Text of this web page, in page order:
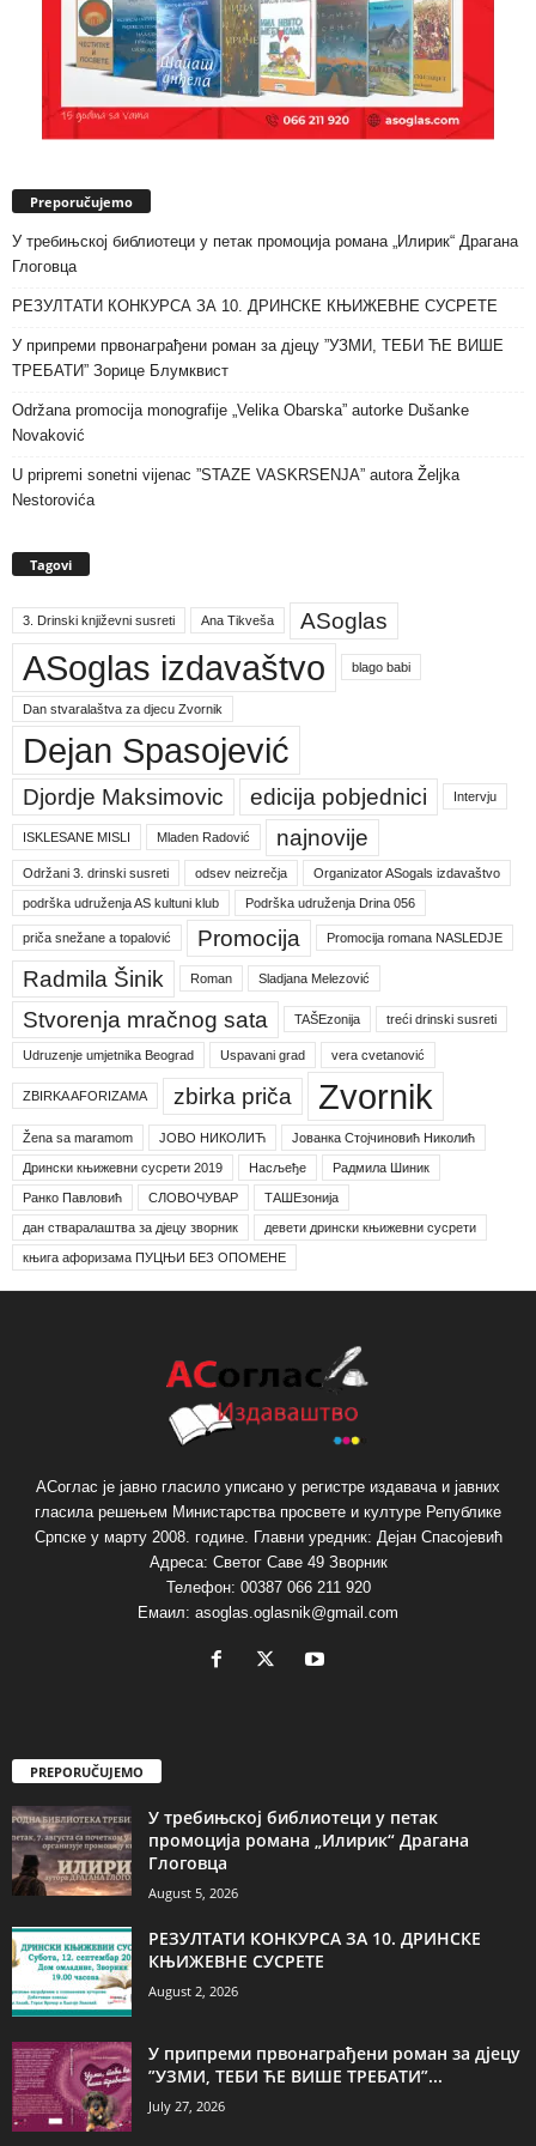
Preporučujemo
У требињској библиотеци у петак промоција романа „Илирик“ Драгана
Глоговца
РЕЗУЛТАТИ КОНКУРСА ЗА 10. ДРИНСКЕ КЊИЖЕВНЕ СУСРЕТЕ
У припреми првонаграђени роман за дјецу ”УЗМИ, ТЕБИ ЋЕ ВИШЕ
ТРЕБАТИ” Зорице Блумквист
Održana promocija monografije „Velika Obarska” autorke Dušanke
Novaković
U pripremi sonetni vijenac ”STAZE VASKRSENJA” autora Željka
Nestorovića
Tagovi
3. Drinski književni susreti Ana Tikveša ASoglas
ASoglas izdavaštvo blago babi
Dan stvaralaštva za djecu Zvornik
Dejan Spasojević
Djordje Maksimovic edicija pobjednici Intervju
ISKLESANE MISLI Mladen Radović najnovije
Održani 3. drinski susreti odsev neizrečja Organizator ASogals izdavaštvo
podrška udruženja AS kultuni klub Podrška udruženja Drina 056
priča snežane a topalović Promocija Promocija romana NASLEDJE
Radmila Šinik Roman Sladjana Melezović
Stvorenja mračnog sata TAŠEzonija treći drinski susreti
Udruzenje umjetnika Beograd Uspavani grad vera cvetanović
ZBIRKA AFORIZAMA zbirka priča Zvornik
Žena sa maramom ЈОВО НИКОЛИЋ Јованка Стојчиновић Николић
Дрински књижевни сусрети 2019 Насљеђе Радмила Шиник
Ранко Павловић СЛОВОЧУВАР ТАШЕзонија
дан стваралаштва за дјецу зворник девети дрински књижевни сусрети
књига афоризама ПУЦЊИ БЕЗ ОПОМЕНЕ
АСоглас је јавно гласило уписано у регистре издавача и јавних
гласила решењем Министарства просвете и културе Републике
Српске у марту 2008. године. Главни уредник: Дејан Спасојевић
Адреса: Светог Саве 49 Зворник
Телефон: 00387 066 211 920
Емаил: asoglas.oglasnik@gmail.com
PREPORUČUJEMO
У требињској библиотеци у петак
промоција романа „Илирик“ Драгана
Глоговца
August 5, 2026
РЕЗУЛТАТИ КОНКУРСА ЗА 10. ДРИНСКЕ
КЊИЖЕВНЕ СУСРЕТЕ
August 2, 2026
У припреми првонаграђени роман за дјецу
”УЗМИ, ТЕБИ ЋЕ ВИШЕ ТРЕБАТИ”...
July 27, 2026